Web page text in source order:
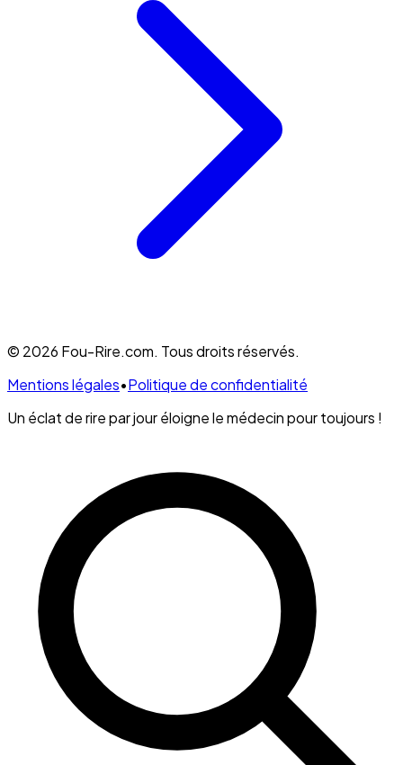
© 2026 Fou-Rire.com. Tous droits réservés.
Mentions légales•Politique de confidentialité
Un éclat de rire par jour éloigne le médecin pour toujours !